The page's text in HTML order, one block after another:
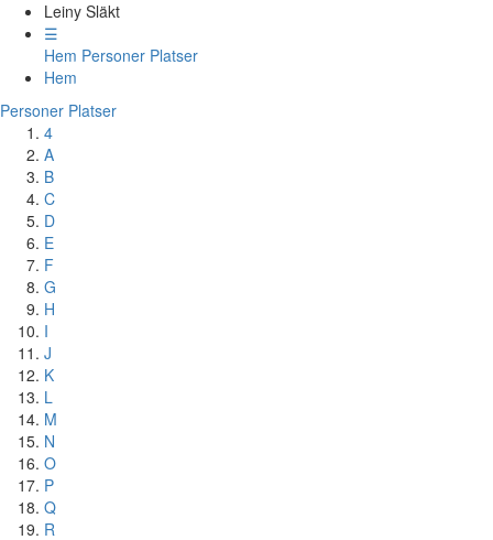
Leiny Släkt
☰
Hem Personer Platser
Hem
Personer Platser
4
A
B
C
D
E
F
G
H
I
J
K
L
M
N
O
P
Q
R